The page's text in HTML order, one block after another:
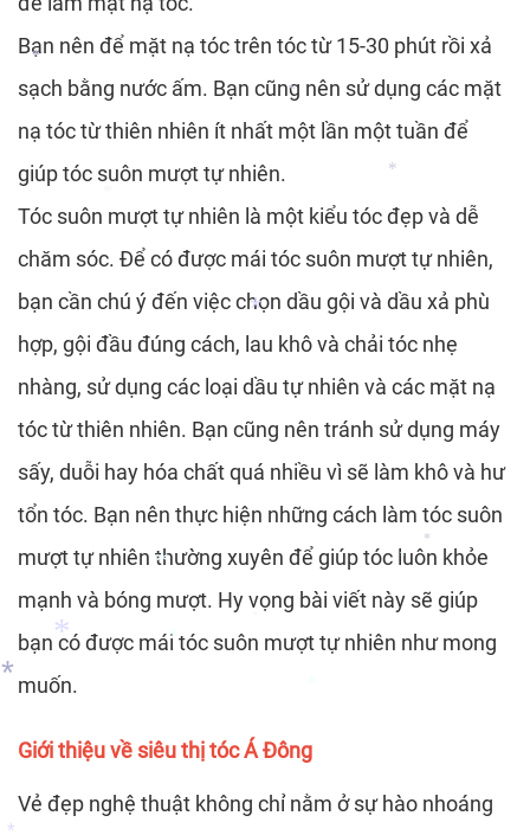
*
*
*
*
*
*
*
*
*
*
*
Bạn nên để mặt nạ tóc trên tóc từ 15-30 phút rồi xả
sạch bằng nước ấm. Bạn cũng nên sử dụng các mặt
nạ tóc từ thiên nhiên ít nhất một lần một tuần để
giúp tóc suôn mượt tự nhiên.
Tóc suôn mượt tự nhiên là một kiểu tóc đẹp và dễ
chăm sóc. Để có được mái tóc suôn mượt tự nhiên,
bạn cần chú ý đến việc chọn dầu gội và dầu xả phù
hợp, gội đầu đúng cách, lau khô và chải tóc nhẹ
nhàng, sử dụng các loại dầu tự nhiên và các mặt nạ
tóc từ thiên nhiên. Bạn cũng nên tránh sử dụng máy
sấy, duỗi hay hóa chất quá nhiều vì sẽ làm khô và hư
tổn tóc. Bạn nên thực hiện những cách làm tóc suôn
mượt tự nhiên thường xuyên để giúp tóc luôn khỏe
mạnh và bóng mượt. Hy vọng bài viết này sẽ giúp
bạn có được mái tóc suôn mượt tự nhiên như mong
muốn.
Giới thiệu về siêu thị tóc Á Đông
Vẻ đẹp nghệ thuật không chỉ nằm ở sự hào nhoáng